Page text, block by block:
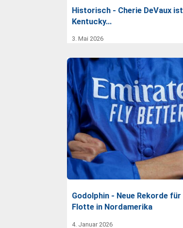
Historisch - Cherie DeVaux
Kentucky…
3. Mai 2026
Godolphin - Neue Rekorde für
Flotte in Nordamerika
4. Januar 2026